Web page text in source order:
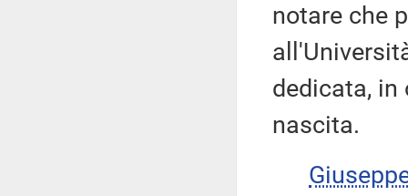
notare che
dedicata, in
nascita.